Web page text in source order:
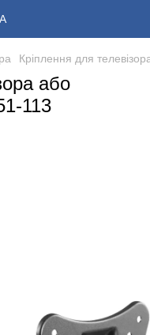
Кріплення для
або
113